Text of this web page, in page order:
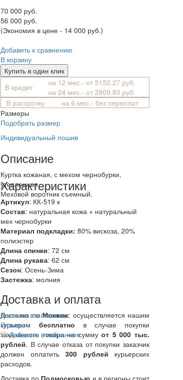
70 000 руб.
56 000 руб.
(Экономия в цене - 14 000 руб.)
Добавить к сравнению
В корзину
Купить в один клик
В кредит
на 12 мес.- от 5152.27 руб.
на 24 мес.- от 2809.83 руб.
В рассрочку
на 6 мес.- без переплат
Размеры
Подобрать размер
Индивидуальный пошив
Описание
Куртка кожаная, с мехом чернобурки,
утепленная
Меховой воротник съемный.
Характеристики
Артикул: КК-519 к
Состав: натуральная кожа + натуральный
мех чернобурки
Материал подкладки: 80% вискоза, 20%
полиэстер
Длина спинки: 72 см
Длина рукава: 62 см
Сезон: Осень-Зима
Застежка: молния
Доставка и оплата
Доставка поМоскве: осуществляется нашим
курьером бесплатно в случае покупки
заказанного товара на суммуот 5 000 тыс.
рублей. В случае отказа от покупки заказчик
должен оплатить 300 рублей курьерских
расходов.
Наличие в магазинах
Отзывы
Добавить в избранное